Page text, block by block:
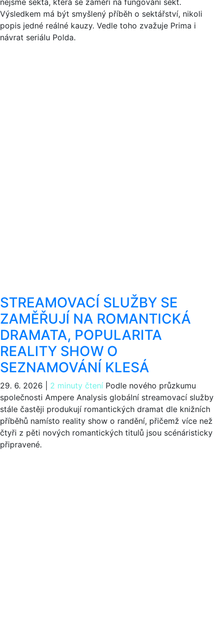
Výsledkem má být smyšlený příběh o sektářství, nikoli
popis jedné reálné kauzy. Vedle toho zvažuje Prima i
návrat seriálu Polda.
STREAMOVACÍ SLUŽBY SE
ZAMĚŘUJÍ NA ROMANTICKÁ
DRAMATA, POPULARITA
REALITY SHOW O
SEZNAMOVÁNÍ KLESÁ
29. 6. 2026 2 minuty čtení Podle nového průzkumu
společnosti Ampere Analysis globální streamovací služby
stále častěji produkují romantických dramat dle knižních
příběhů namísto reality show o randění, přičemž více než
čtyři z pěti nových romantických titulů jsou scénáristicky
připravené.